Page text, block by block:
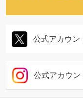
公式アカウン
公式アカウン